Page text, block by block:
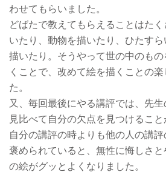
わせてもらいました。
どばたで教えてもらえることはた
いたり、動物を描いたり、ひたす
描いたり。そうやって世の中のも
くことで、改めて絵を描くことの
た。
又、毎回最後にやる講評では、先
見比べて自分の欠点を見つけること
自分の講評の時よりも他の人の講評
褒められていると、無性に悔しさ
の絵がグッとよくなりました。